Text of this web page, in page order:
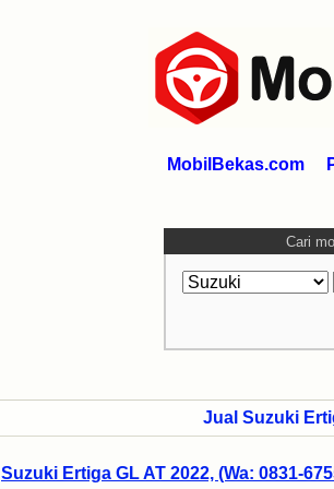
MobilBekas.com
Cari
Jual Suzuki
Suzuki Ertiga GL AT 2022, (Wa: 0831-